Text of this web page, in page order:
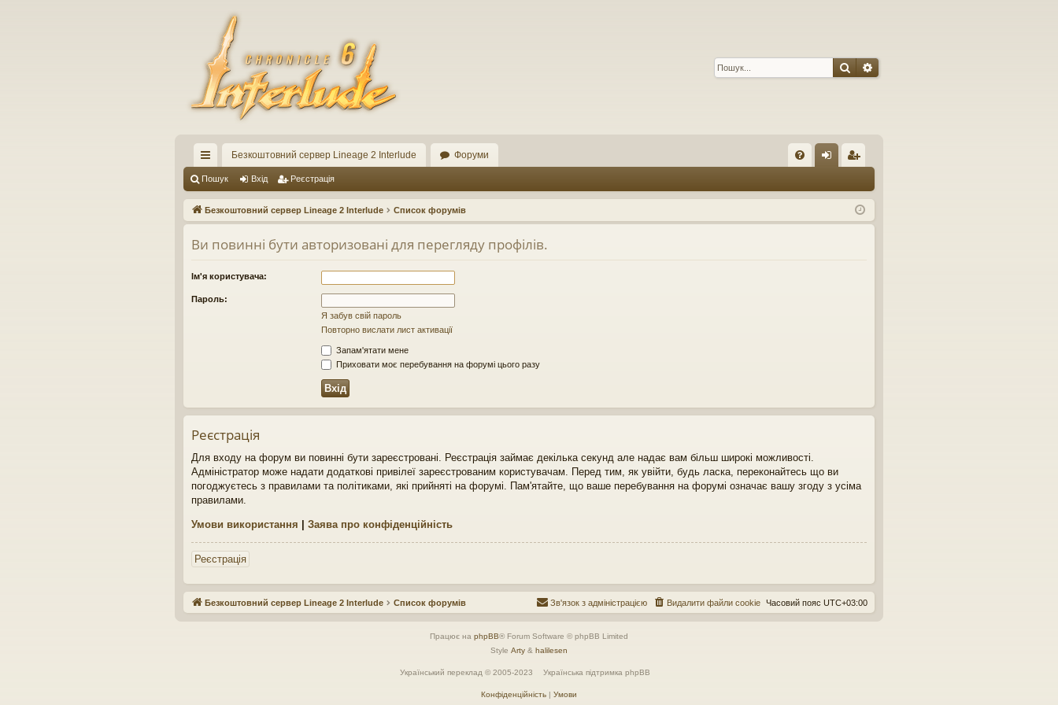
ПошукРозширений пошук
ви
дк
ий
до
ст
уп
Безкоштовний сервер Lineage 2 Interlude Форуми
оп
о
д ст
ра
Пошук Вхід Реєстрація
Безкоштовний сервер Lineage 2 Interlude Список форумів
Ви повинні бути авторизовані для перегляду профілів.
Ім'я користувача:
Пароль:
Я забув свій пароль
Повторно вислати лист активації
Запам'ятати мене
Приховати моє перебування на форумі цього разу
Реєстрація
Для входу на форум ви повинні бути зареєстровані. Реєстрація займає декілька секунд але надає вам більш широкі можливості.
Адміністратор може надати додаткові привілеї зареєстрованим користувачам. Перед тим, як увійти, будь ласка, переконайтесь що ви
погоджуєтесь з правилами та політиками, які прийняті на форумі. Пам'ятайте, що ваше перебування на форумі означає вашу згоду з усіма
правилами.
Умови використання | Заява про конфіденційність
Реєстрація
Безкоштовний сервер Lineage 2 Interlude Список форумів Часовий пояс UTC+03:00
Видалити файли cookie
Зв'язок з адміністрацією
Працює на phpBB® Forum Software © phpBB Limited
Style Arty & halilesen
Український переклад © 2005-2023 Українська підтримка phpBB
Конфіденційність | Умови